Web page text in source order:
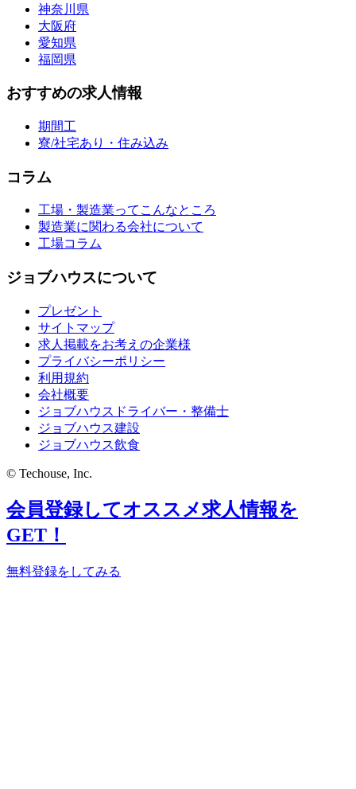
神奈川県
大阪府
愛知県
福岡県
おすすめの求人情報
期間工
寮/社宅あり・住み込み
コラム
工場・製造業ってこんなところ
製造業に関わる会社について
工場コラム
ジョブハウスについて
プレゼント
サイトマップ
求人掲載をお考えの企業様
プライバシーポリシー
利用規約
会社概要
ジョブハウスドライバー・整備士
ジョブハウス建設
ジョブハウス飲食
© Techouse, Inc.
会員登録してオススメ求人情報を
GET！
無料登録をしてみる